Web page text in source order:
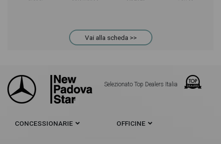
Vai alla scheda >>
Selezionato Top Dealers Italia
CONCESSIONARIE OFFICINE